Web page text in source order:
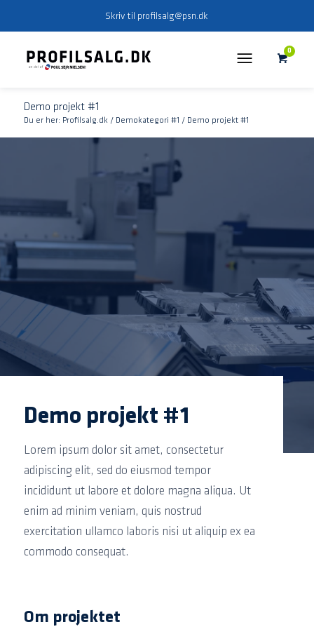
Skriv til profilsalg@psn.dk
0
Demo projekt #1
Du er her: Profilsalg.dk/ Demokategori #1 / Demo projekt #1
Demo projekt #1
Lorem ipsum dolor sit amet, consectetur
adipiscing elit, sed do eiusmod tempor
incididunt ut labore et dolore magna aliqua. Ut
enim ad minim veniam, quis nostrud
exercitation ullamco laboris nisi ut aliquip ex ea
commodo consequat.
Om projektet